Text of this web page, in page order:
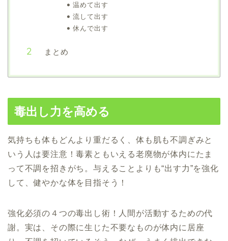
温めて出す
流して出す
休んで出す
まとめ
毒出し力を高める
気持ちも体もどんより重だるく、 体も肌も不調ぎみと
いう人は要注意！毒素ともいえる老廃物が体内にたま
って不調を招きがち。 与えることよりも“出す力”を強化
して、健やかな体を目指そう！
強化必須の４つの毒出し術！
人間が活動するための代
謝。 実は、その際に生じた不要なものが体内に居座